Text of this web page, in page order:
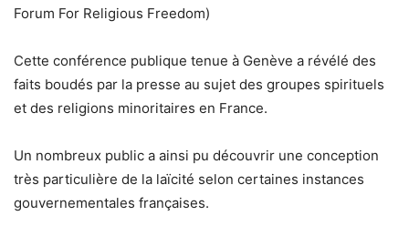
Forum For Religious Freedom)
Cette conférence publique tenue à Genève a révélé des
faits boudés par la presse au sujet des groupes spirituels
et des religions minoritaires en France.
Un nombreux public a ainsi pu découvrir une conception
très particulière de la laïcité selon certaines instances
gouvernementales françaises.